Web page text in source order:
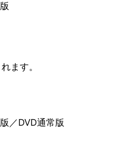
ます。
／DVD通常版